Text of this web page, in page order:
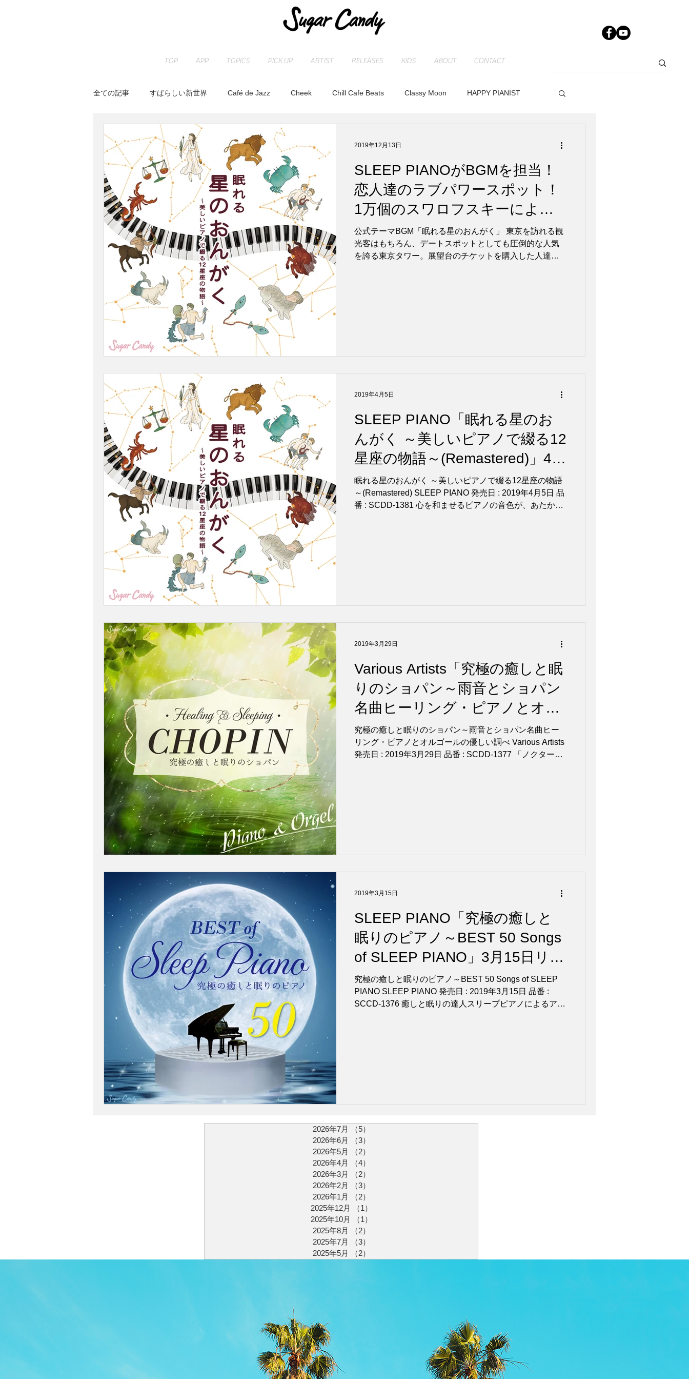
TOP APP TOPICS PICK UP ARTIST RELEASES KIDS ABOUT CONTACT
全ての記事 すばらしい新世界 Café de Jazz Cheek Chill Cafe Beats Classy Moon HAPPY PIANIST
JAZZ PARADISE KENTA HAYASHI MAOCHICA
Peaceful Piano RELAX WORLD Release SLEEP PIANO STAFF blog sugarcandy Track Maker R
Youtube イベント すみれ トベタ ・バジュン 小林信吾 特集 アーティスト
SLEEP PIANOがBGMを担当！
恋人達のラブパワースポット！
1万個のスワロフスキーによる
光り輝く東京タワーのオブジェ
「Another Diamond Veil」。
公式テーマBGM「眠れる星のおんがく」 東京を訪れる観
光客はもちろん、デートスポットとしても圧倒的な人気
を誇る東京タワー。展望台のチケットを購入した人達が
2019年12月13日
SLEEP PIANO「眠れる星のお
んがく ～美しいピアノで綴る12
星座の物語～(Remastered)」4月
5日リリース！
眠れる星のおんがく ～美しいピアノで綴る12星座の物語
～(Remastered) SLEEP PIANO 発売日 : 2019年4月5日 品
番 : SCDD-1381 心を和ませるピアノの音色が、あたか
2019年4月5日
Various Artists「究極の癒しと眠
りのショパン～雨音とショパン
名曲ヒーリング・ピアノとオル
ゴールの優しい調べ」3月29日
リリース！
究極の癒しと眠りのショパン～雨音とショパン名曲ヒー
リング・ピアノとオルゴールの優しい調べ Various Artists
発売日 : 2019年3月29日 品番 : SCDD-1377 「ノクター
2019年3月29日
SLEEP PIANO「究極の癒しと
眠りのピアノ～BEST 50 Songs
of SLEEP PIANO」3月15日リリ
ース！
究極の癒しと眠りのピアノ～BEST 50 Songs of SLEEP
PIANO SLEEP PIANO 発売日 : 2019年3月15日 品番 :
SCCD-1376 癒しと眠りの達人スリープピアノによるアル
2019年3月15日
2026年7月 （5）
2026年6月
（3）
2026年5月
（2）
2026年4月
（4）
2026年3月
（2）
2026年2月
（3）
2026年1月
（2）
2025年12月
（1）
2025年10月
（1）
2025年8月
（2）
2025年7月
（3）
2025年5月
（2）